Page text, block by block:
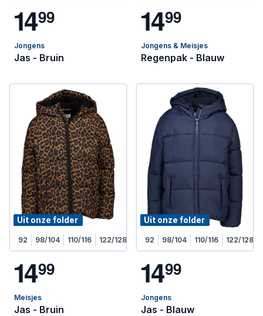
1499
Jongens
Jas - Bruin
1499
Jongens & Meisjes
Regenpak - Blauw
Uit onze folder
92 98/104 110/116 122/128
1499
Meisjes
Jas - Bruin
Uit onze folder
92 98/104 110/116 122/128
1499
Jongens
Jas - Blauw